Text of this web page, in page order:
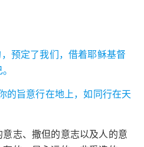
预定了我们，借着耶稣基督
的旨意行在地上，如同行在天
志、撒但的意志以及人的意